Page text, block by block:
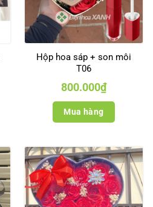
Hộp hoa sáp + son môi
T06
800.000₫
Mua hàng